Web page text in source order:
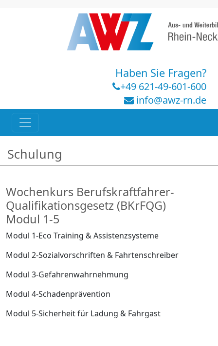
Haben Sie Fragen?
+49 621-49-601-600
info@awz-rn.de
Schulung
Wochenkurs Berufskraftfahrer-
Qualifikationsgesetz (BKrFQG)
Modul 1-5
Modul 1-Eco Training & Assistenzsysteme
Modul 2-Sozialvorschriften & Fahrtenschreiber
Modul 3-Gefahrenwahrnehmung
Modul 4-Schadenprävention
Modul 5-Sicherheit für Ladung & Fahrgast